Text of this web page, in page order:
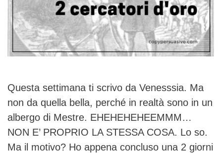
Questa settimana ti scrivo da Venesssia. Ma
non da quella bella, perché in realtà sono in un
albergo di Mestre. EHEHEHEHEEMMM…
NON E’ PROPRIO LA STESSA COSA. Lo so.
Ma il motivo? Ho appena concluso una 2 giorni